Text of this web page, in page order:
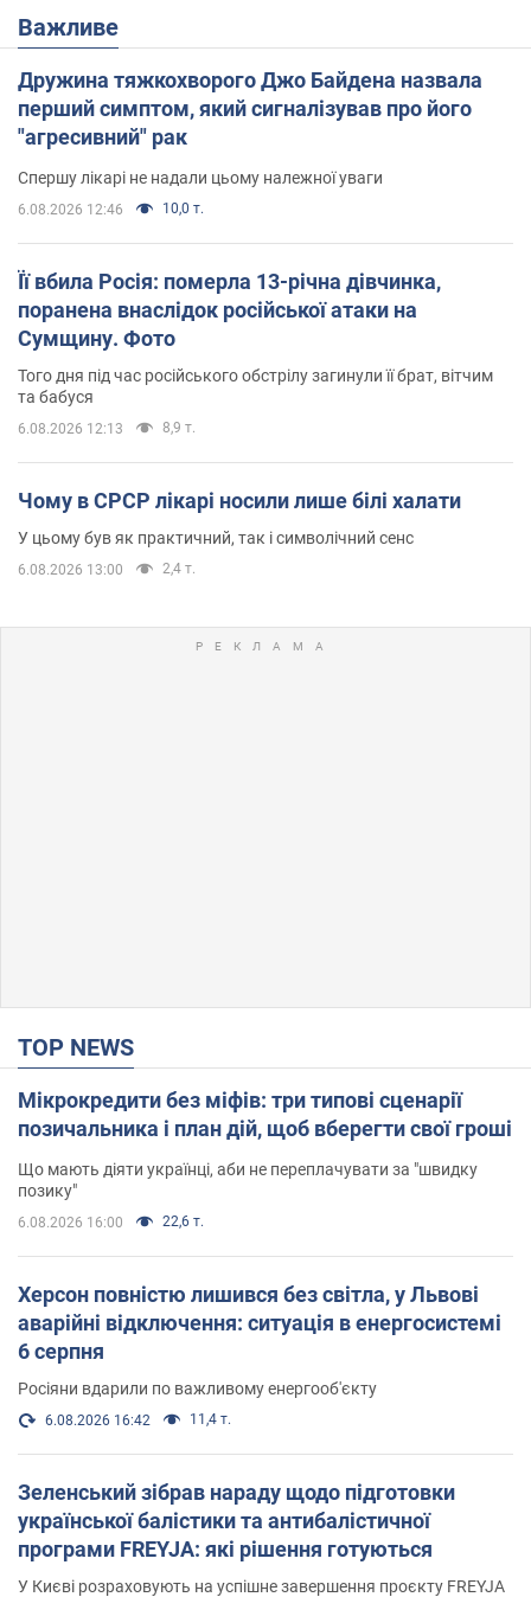
Важливе
Дружина тяжкохворого Джо Байдена назвала
перший симптом, який сигналізував про його
"агресивний" рак
Спершу лікарі не надали цьому належної уваги
6.08.2026 12:46 10,0 т.
Її вбила Росія: померла 13-річна дівчинка,
поранена внаслідок російської атаки на
Сумщину. Фото
Того дня під час російського обстрілу загинули її брат, вітчим
та бабуся
6.08.2026 12:13 8,9 т.
Чому в СРСР лікарі носили лише білі халати
У цьому був як практичний, так і символічний сенс
6.08.2026 13:00 2,4 т.
TOP NEWS
Мікрокредити без міфів: три типові сценарії
позичальника і план дій, щоб вберегти свої гроші
Що мають діяти українці, аби не переплачувати за "швидку
позику"
6.08.2026 16:00 22,6 т.
Херсон повністю лишився без світла, у Львові
аварійні відключення: ситуація в енергосистемі
6 серпня
Росіяни вдарили по важливому енергооб'єкту
6.08.2026 16:42 11,4 т.
Зеленський зібрав нараду щодо підготовки
української балістики та антибалістичної
програми FREYJA: які рішення готуються
У Києві розраховують на успішне завершення проєкту FREYJA